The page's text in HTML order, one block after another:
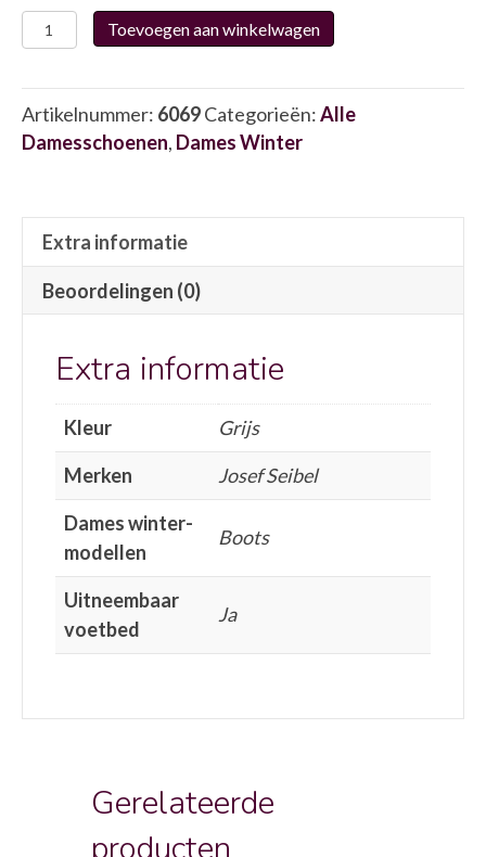
Josef
Seibel
6069
aantal
Toevoegen aan winkelwagen
Artikelnummer: 6069Categorieën:Alle
Damesschoenen, Dames Winter
Extra informatie
Beoordelingen (0)
Extra informatie
Kleur
Grijs
Merken
Josef Seibel
Dames winter-
modellen
Boots
Uitneembaar
voetbed
Ja
Gerelateerde